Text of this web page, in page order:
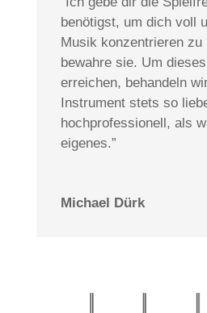
benötigst, um dich voll
Musik konzentrieren zu
bewahre sie. Um
erreichen, behandeln
Instrument stets so
hochprofessionell, als
eigenes.”
Michael Dürk